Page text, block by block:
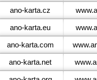
ano-karta.cz
ano-karta.eu
ano-karta.com
ano-karta.net